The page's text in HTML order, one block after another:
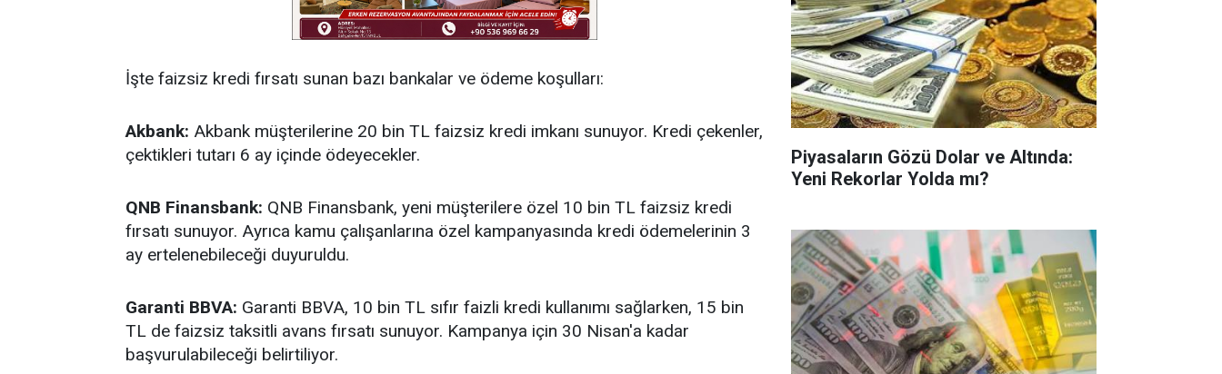
İşte faizsiz kredi fırsatı sunan bazı bankalar ve ödeme koşulları:
Akbank: Akbank müşterilerine 20 bin TL faizsiz kredi imkanı sunuyor. Kredi çekenler,
çektikleri tutarı 6 ay içinde ödeyecekler.
QNB Finansbank: QNB Finansbank, yeni müşterilere özel 10 bin TL faizsiz kredi
fırsatı sunuyor. Ayrıca kamu çalışanlarına özel kampanyasında kredi ödemelerinin 3
ay ertelenebileceği duyuruldu.
Garanti BBVA: Garanti BBVA, 10 bin TL sıfır faizli kredi kullanımı sağlarken, 15 bin
TL de faizsiz taksitli avans fırsatı sunuyor. Kampanya için 30 Nisan'a kadar
başvurulabileceği belirtiliyor.
Piyasaların Gözü Dolar ve Altında:
Yeni Rekorlar Yolda mı?